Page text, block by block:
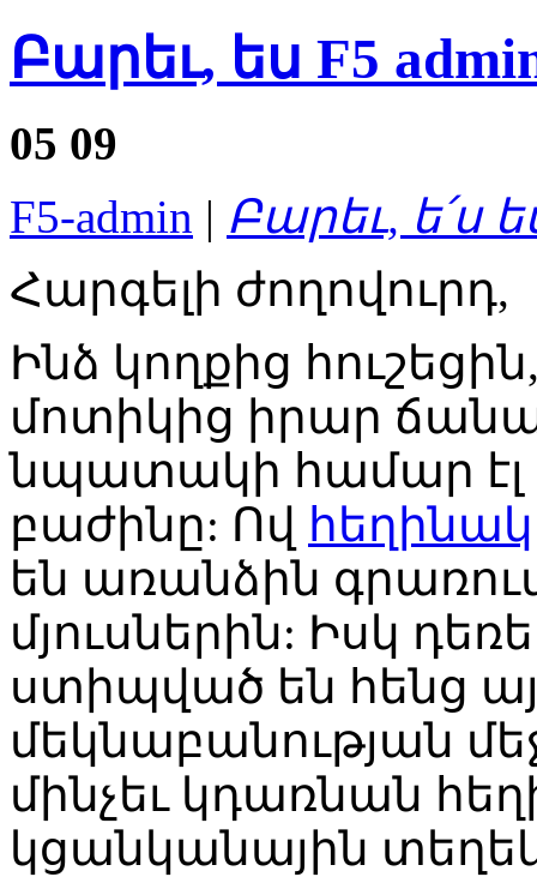
Բարեւ, ես F5
05 09
F5-admin | Բարեւ, ե՛ս
Հարգելի ժողովուրդ,
Ինձ կողքից
մոտիկից իրար
նպատակի համար էլ
բաժինը: Ով հեղինակ
են առանձին
մյուսներին: Իսկ
ստիպված են հենց
մեկնաբանության
մինչեւ կդառնան
կցանկանային